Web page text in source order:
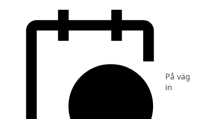
På väg
in